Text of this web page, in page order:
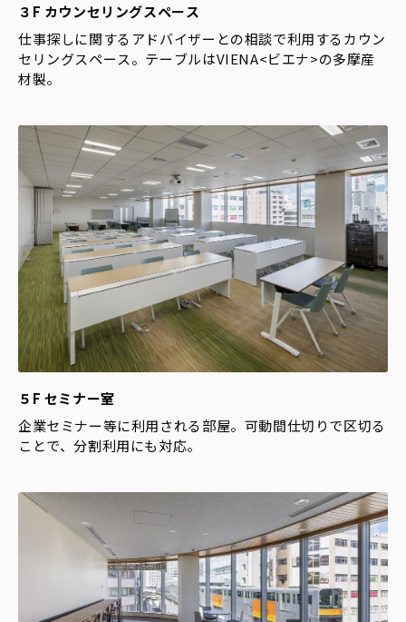
３F カウンセリングスペース
仕事探しに関するアドバイザーとの相談で利用するカウン
セリングスペース。テーブルはVIENA<ビエナ>の多摩産
材製。
５F セミナー室
企業セミナー等に利用される部屋。可動間仕切りで区切る
ことで、分割利用にも対応。